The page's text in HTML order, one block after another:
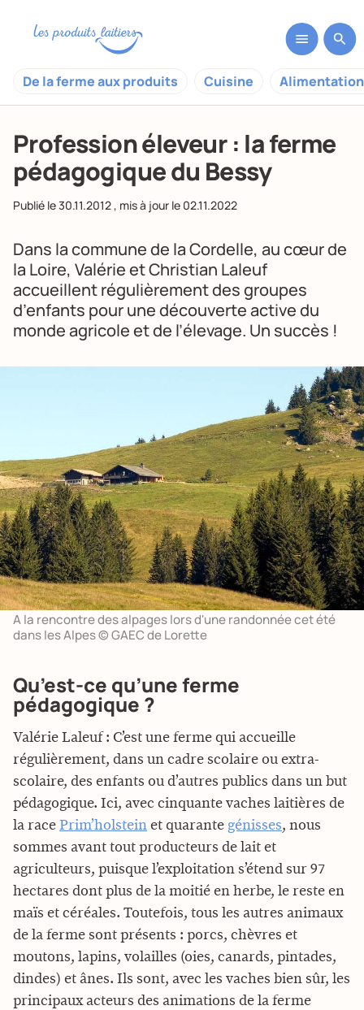
De la ferme aux produits Cuisine
Profession éleveur : la ferme
pédagogique du Bessy
Publié le30.11.2012, mis à jour le 02.11.2022
Dans la commune de la Cordelle, au cœur de
la Loire, Valérie et Christian Laleuf
accueillent régulièrement des groupes
d’enfants pour une découverte active du
monde agricole et de l’élevage. Un succès !
A la rencontre des alpages lors d'une randonnée cet été
dans les Alpes © GAEC de Lorette
Qu’est-ce qu’une ferme
pédagogique ?
Valérie Laleuf : C’est une ferme qui accueille
régulièrement, dans un cadre scolaire ou extra-
scolaire, des enfants ou d’autres publics dans un but
pédagogique. Ici, avec cinquante vaches laitières de
la race Prim’holstein et quarante génisses, nous
sommes avant tout producteurs de lait et
agriculteurs, puisque l’exploitation s’étend sur 97
hectares dont plus de la moitié en herbe, le reste en
maïs et céréales. Toutefois, tous les autres animaux
de la ferme sont présents : porcs, chèvres et
moutons, lapins, volailles (oies, canards, pintades,
dindes) et ânes. Ils sont, avec les vaches bien sûr, les
principaux acteurs des animations de la ferme